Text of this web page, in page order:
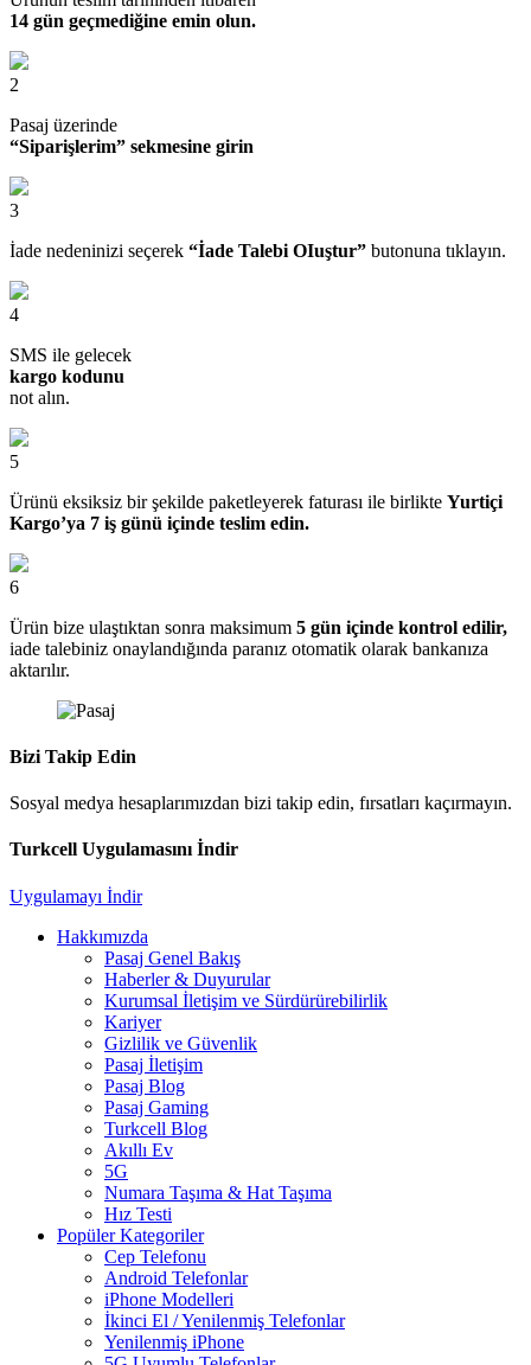
14 gün geçmediğine emin olun.
2
Pasaj üzerinde
“Siparişlerim” sekmesine girin
3
İade nedeninizi seçerek “İade Talebi OIuştur” butonuna tıklayın.
4
SMS ile gelecek
kargo kodunu
not alın.
5
Ürünü eksiksiz bir şekilde paketleyerek faturası ile birlikte Yurtiçi
Kargo’ya 7 iş günü içinde teslim edin.
6
Ürün bize ulaştıktan sonra maksimum 5 gün içinde kontrol edilir,
iade talebiniz onaylandığında paranız otomatik olarak bankanıza
aktarılır.
Bizi Takip Edin
Sosyal medya hesaplarımızdan bizi takip edin, fırsatları kaçırmayın.
Turkcell Uygulamasını İndir
Uygulamayı İndir
Hakkımızda
Pasaj Genel Bakış
Haberler & Duyurular
Kurumsal İletişim ve Sürdürürebilirlik
Kariyer
Gizlilik ve Güvenlik
Pasaj İletişim
Pasaj Blog
Pasaj Gaming
Turkcell Blog
Akıllı Ev
5G
Numara Taşıma & Hat Taşıma
Hız Testi
Popüler Kategoriler
Cep Telefonu
Android Telefonlar
iPhone Modelleri
İkinci El / Yenilenmiş Telefonlar
Yenilenmiş iPhone